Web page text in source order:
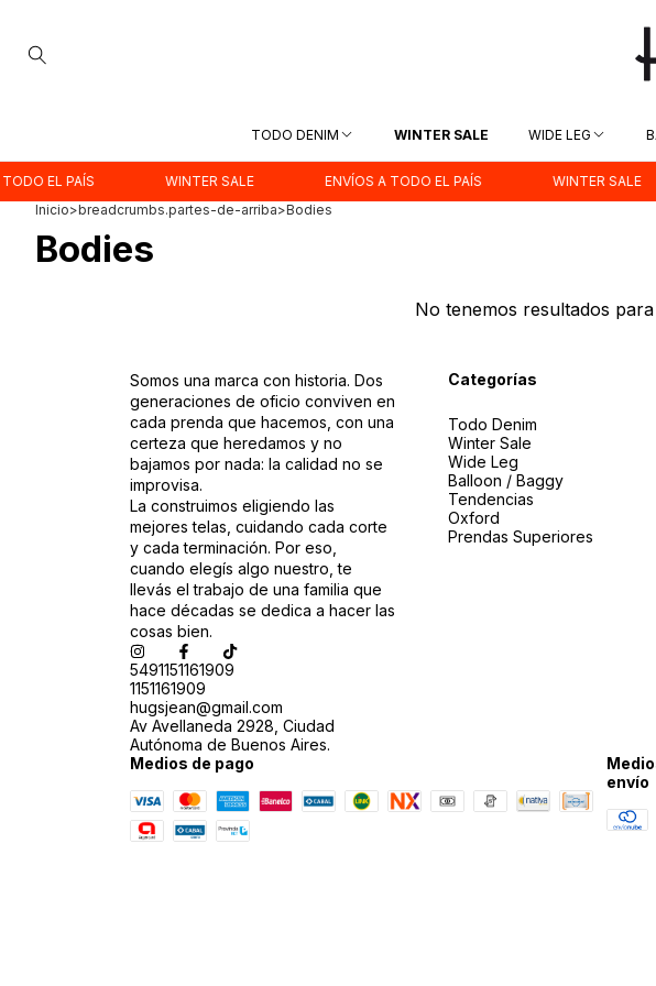
TODO DENIM WINTER SALE WIDE LEG
EL PAÍS WINTER SALE ENVÍOS A TODO EL PAÍS WINTER SALE
Inicio>breadcrumbs.partes-de-arriba>Bodies
Bodies
No tenemos resultados
Somos una marca con historia. Dos
generaciones de oficio conviven en
cada prenda que hacemos, con una
certeza que heredamos y no
bajamos por nada: la calidad no se
improvisa.
La construimos eligiendo las
mejores telas, cuidando cada corte
y cada terminación. Por eso,
cuando elegís algo nuestro, te
llevás el trabajo de una familia que
hace décadas se dedica a hacer las
cosas bien.
5491151161909
1151161909
hugsjean@gmail.com
Av Avellaneda 2928, Ciudad
Autónoma de Buenos Aires.
Categorías
Todo Denim
Winter Sale
Wide Leg
Balloon / Baggy
Tendencias
Oxford
Prendas Superiores
Medios de pago
envío